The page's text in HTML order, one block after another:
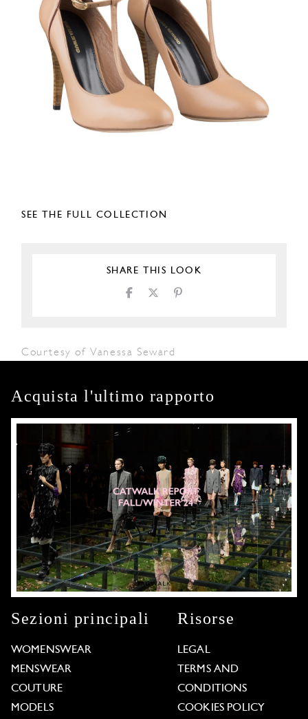
SEE THE FULL COLLECTION
SHARE THIS LOOK
Courtesy of Vanessa Seward
Acquista l'ultimo rapporto
Sezioni principali
WOMENSWEAR
MENSWEAR
COUTURE
MODELS
Risorse
LEGAL
TERMS AND
CONDITIONS
COOKIES POLICY